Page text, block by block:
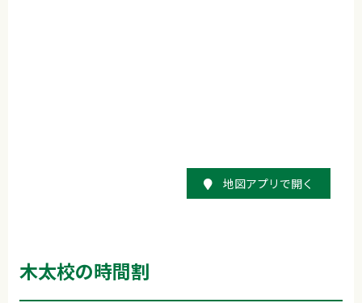
地図アプリで開く
木太校の時間割